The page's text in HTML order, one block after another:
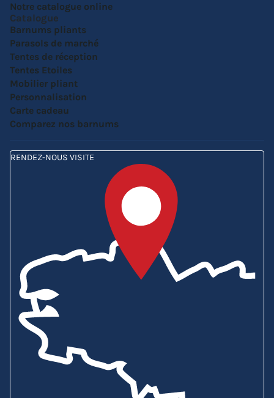
Notre catalogue online
Catalogue
Barnums pliants
Parasols de marché
Tentes de réception
Tentes Etoiles
Mobilier pliant
Personnalisation
Carte cadeau
Comparez nos barnums
RENDEZ-NOUS VISITE